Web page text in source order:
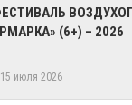
(6+) – 2026
15 июля 2026